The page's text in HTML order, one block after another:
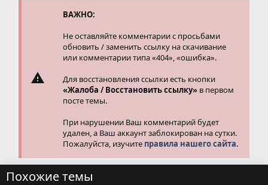
ВАЖНО:
Не оставляйте комментарии с просьбами
обновить / заменить ссылку на скачивание
или комментарии типа «404», «ошибка».
Для восстановления ссылки есть кнопки
«Жалоба / Восстановить ссылку» в первом
посте темы.
При нарушении Ваш комментарий будет
удален, а Ваш аккаунт заблокирован на сутки.
Пожалуйста, изучите правила нашего сайта.
Похожие темы